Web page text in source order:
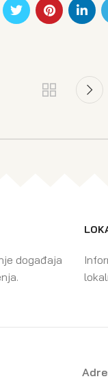
događaja